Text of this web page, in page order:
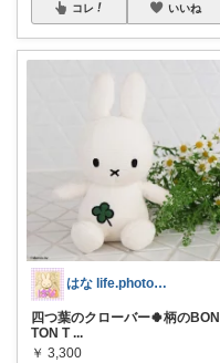
コレ いいね
はな life.photo❁感謝です😌
四つ葉のクローバー🍀柄のBON
TON T ...
￥ 3,300